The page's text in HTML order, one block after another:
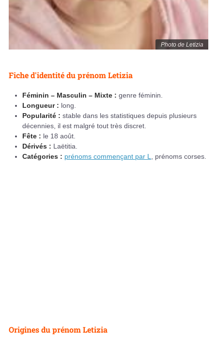
Photo de Letizia
Fiche d'identité du prénom Letizia
Féminin – Masculin – Mixte : genre féminin.
Longueur : long.
Popularité : stable dans les statistiques depuis plusieurs
décennies, il est malgré tout très discret.
Fête : le 18 août.
Dérivés : Laëtitia.
Catégories : prénoms commençant par L , prénoms corses.
Origines du prénom Letizia